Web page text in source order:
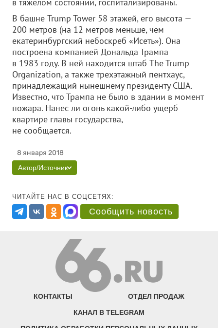
В башне Trump Tower 58 этажей, его высота —
200 метров (на 12 метров меньше, чем
екатеринбургский небоскреб «Исеть»). Она
построена компанией Дональда Трампа
в 1983 году. В ней находится штаб The Trump
Organization, а также трехэтажный пентхаус,
принадлежащий нынешнему президенту США.
Известно, что Трампа не было в здании в момент
пожара. Нанес ли огонь какой-либо ущерб
квартире главы государства,
не сообщается.
8 января 2018
Автор/Источник
ЧИТАЙТЕ НАС В СОЦСЕТЯХ:
Сообщить новость
КОНТАКТЫ ОТДЕЛ ПРОДАЖ
КАНАЛ В TELEGRAM